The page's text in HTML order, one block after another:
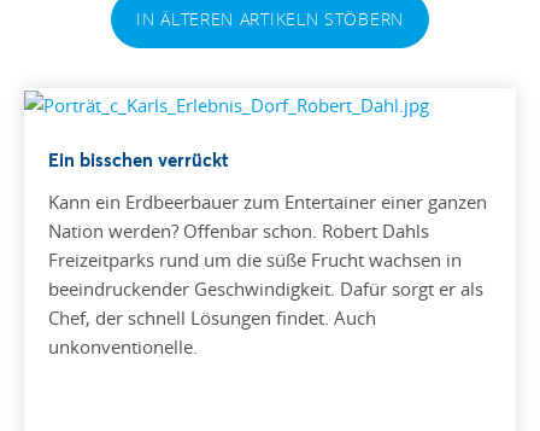
IN ÄLTEREN ARTIKELN STÖBERN
Ein bisschen verrückt
Kann ein Erdbeerbauer zum Entertainer einer ganzen
Nation werden? Offenbar schon. Robert Dahls
Freizeitparks rund um die süße Frucht wachsen in
beeindruckender Geschwindigkeit. Dafür sorgt er als
Chef, der schnell Lösungen findet. Auch
unkonventionelle.